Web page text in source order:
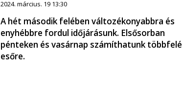
2024. március. 19 13:30
A hét második felében változékonyabbra és
enyhébbre fordul időjárásunk. Elsősorban
pénteken és vasárnap számíthatunk többfelé
esőre.